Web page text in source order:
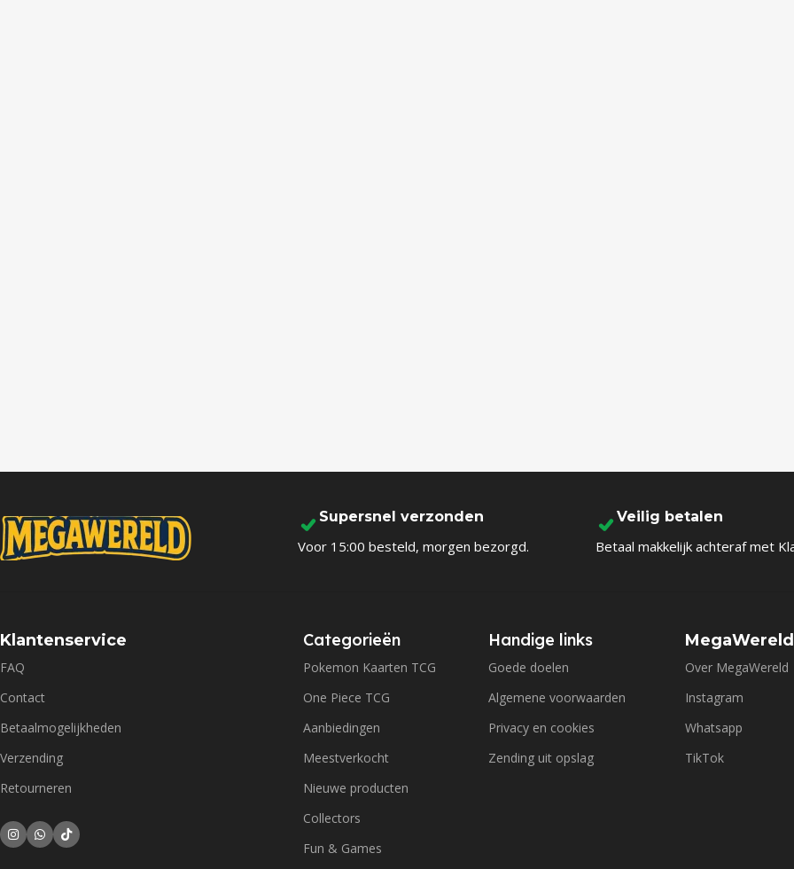
Supersnel verzonden
Voor 15:00 besteld, morgen bezorgd.
Veilig betalen
Betaal makkelijk achteraf met
Klantenservice
FAQ
Contact
Betaalmogelijkheden
Verzending
Retourneren
Categorieën
Pokemon Kaarten TCG
One Piece TCG
Aanbiedingen
Meestverkocht
Nieuwe producten
Collectors
Fun & Games
Handige links
Goede doelen
Algemene voorwaarden
Privacy en cookies
Zending uit opslag
MegaWereld
Over MegaWereld
Instagram
Whatsapp
TikTok